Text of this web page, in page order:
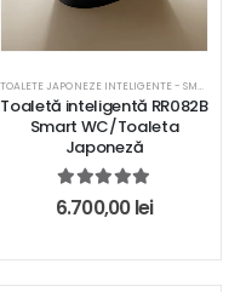
TOALETE JAPONEZE INTELIGENTE - SMART WC
Toaletă inteligentă RR082B
Smart WC/Toaleta
Japoneză
5.00out of 5
6.700,00lei